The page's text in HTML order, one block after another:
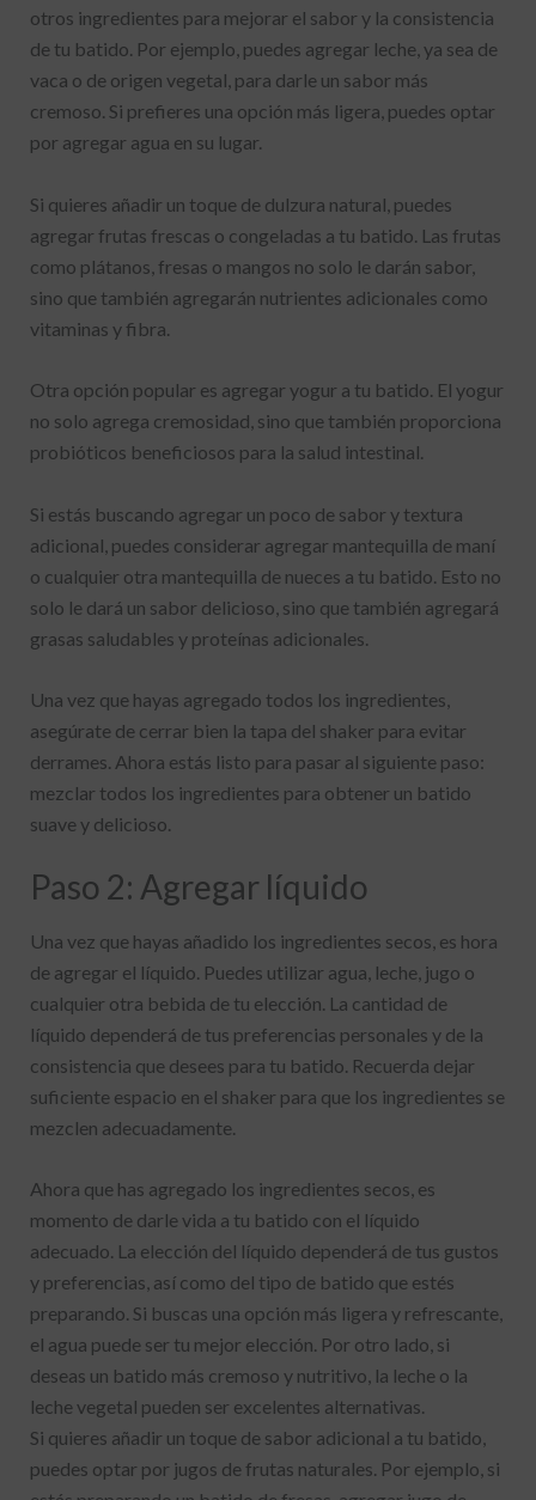
otros ingredientes para mejorar el sabor y la consistencia
de tu batido. Por ejemplo, puedes agregar leche, ya sea de
vaca o de origen vegetal, para darle un sabor más
cremoso. Si prefieres una opción más ligera, puedes optar
por agregar agua en su lugar.
Si quieres añadir un toque de dulzura natural, puedes
agregar frutas frescas o congeladas a tu batido. Las frutas
como plátanos, fresas o mangos no solo le darán sabor,
sino que también agregarán nutrientes adicionales como
vitaminas y fibra.
Otra opción popular es agregar yogur a tu batido. El yogur
no solo agrega cremosidad, sino que también proporciona
probióticos beneficiosos para la salud intestinal.
Si estás buscando agregar un poco de sabor y textura
adicional, puedes considerar agregar mantequilla de maní
o cualquier otra mantequilla de nueces a tu batido. Esto no
solo le dará un sabor delicioso, sino que también agregará
grasas saludables y proteínas adicionales.
Una vez que hayas agregado todos los ingredientes,
asegúrate de cerrar bien la tapa del shaker para evitar
derrames. Ahora estás listo para pasar al siguiente paso:
mezclar todos los ingredientes para obtener un batido
suave y delicioso.
Paso 2: Agregar líquido
Una vez que hayas añadido los ingredientes secos, es hora
de agregar el líquido. Puedes utilizar agua, leche, jugo o
cualquier otra bebida de tu elección. La cantidad de
líquido dependerá de tus preferencias personales y de la
consistencia que desees para tu batido. Recuerda dejar
suficiente espacio en el shaker para que los ingredientes se
mezclen adecuadamente.
Ahora que has agregado los ingredientes secos, es
momento de darle vida a tu batido con el líquido
adecuado. La elección del líquido dependerá de tus gustos
y preferencias, así como del tipo de batido que estés
preparando. Si buscas una opción más ligera y refrescante,
el agua puede ser tu mejor elección. Por otro lado, si
deseas un batido más cremoso y nutritivo, la leche o la
leche vegetal pueden ser excelentes alternativas.
Si quieres añadir un toque de sabor adicional a tu batido,
puedes optar por jugos de frutas naturales. Por ejemplo, si